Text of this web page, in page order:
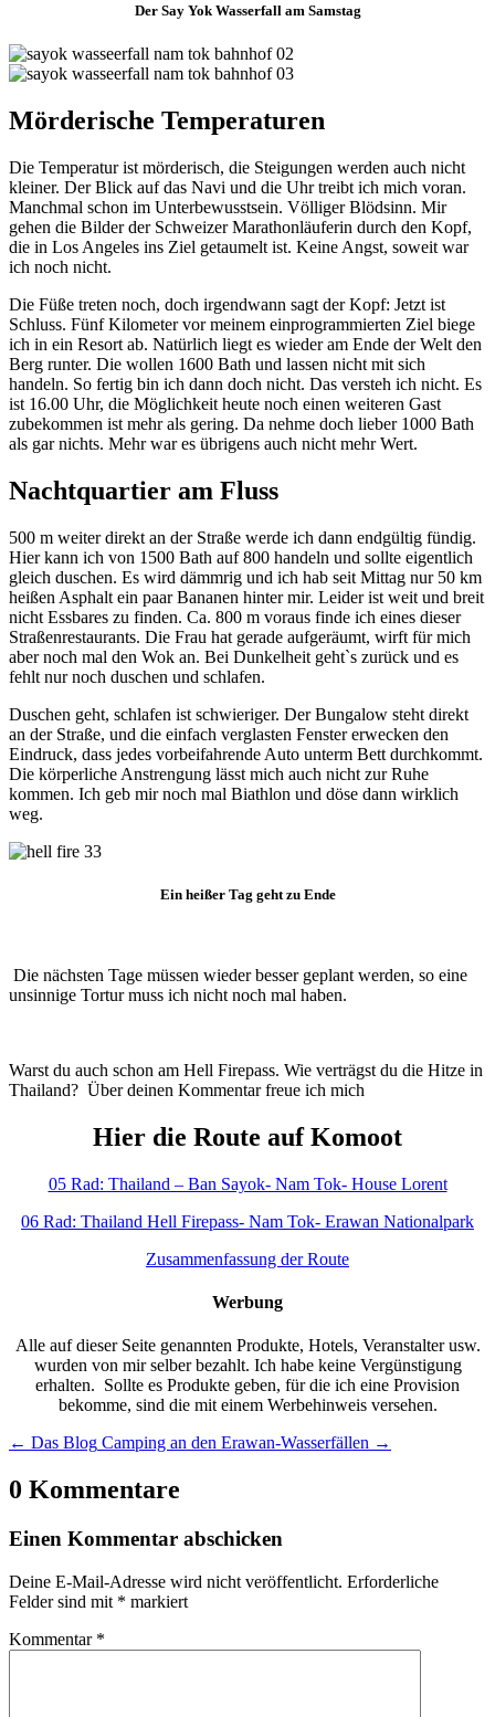
Der Say Yok Wasserfall am Samstag
Mörderische Temperaturen
Die Temperatur ist mörderisch, die Steigungen werden auch nicht
kleiner. Der Blick auf das Navi und die Uhr treibt ich mich voran.
Manchmal schon im Unterbewusstsein. Völliger Blödsinn. Mir
gehen die Bilder der Schweizer Marathonläuferin durch den Kopf,
die in Los Angeles ins Ziel getaumelt ist. Keine Angst, soweit war
ich noch nicht.
Die Füße treten noch, doch irgendwann sagt der Kopf: Jetzt ist
Schluss. Fünf Kilometer vor meinem einprogrammierten Ziel biege
ich in ein Resort ab. Natürlich liegt es wieder am Ende der Welt den
Berg runter. Die wollen 1600 Bath und lassen nicht mit sich
handeln. So fertig bin ich dann doch nicht. Das versteh ich nicht. Es
ist 16.00 Uhr, die Möglichkeit heute noch einen weiteren Gast
zubekommen ist mehr als gering. Da nehme doch lieber 1000 Bath
als gar nichts. Mehr war es übrigens auch nicht mehr Wert.
Nachtquartier am Fluss
500 m weiter direkt an der Straße werde ich dann endgültig fündig.
Hier kann ich von 1500 Bath auf 800 handeln und sollte eigentlich
gleich duschen. Es wird dämmrig und ich hab seit Mittag nur 50 km
heißen Asphalt ein paar Bananen hinter mir. Leider ist weit und breit
nicht Essbares zu finden. Ca. 800 m voraus finde ich eines dieser
Straßenrestaurants. Die Frau hat gerade aufgeräumt, wirft für mich
aber noch mal den Wok an. Bei Dunkelheit geht`s zurück und es
fehlt nur noch duschen und schlafen.
Duschen geht, schlafen ist schwieriger. Der Bungalow steht direkt
an der Straße, und die einfach verglasten Fenster erwecken den
Eindruck, dass jedes vorbeifahrende Auto unterm Bett durchkommt.
Die körperliche Anstrengung lässt mich auch nicht zur Ruhe
kommen. Ich geb mir noch mal Biathlon und döse dann wirklich
weg.
Ein heißer Tag geht zu Ende
Die nächsten Tage müssen wieder besser geplant werden, so eine
unsinnige Tortur muss ich nicht noch mal haben.
Warst du auch schon am Hell Firepass. Wie verträgst du die Hitze in
Thailand? Über deinen Kommentar freue ich mich
Hier die Route auf Komoot
05 Rad: Thailand – Ban Sayok- Nam Tok- House Lorent
06 Rad: Thailand Hell Firepass- Nam Tok- Erawan Nationalpark
Zusammenfassung der Route
Werbung
Alle auf dieser Seite genannten Produkte, Hotels, Veranstalter usw.
wurden von mir selber bezahlt. Ich habe keine Vergünstigung
erhalten. Sollte es Produkte geben, für die ich eine Provision
bekomme, sind die mit einem Werbehinweis versehen.
← Das Blog Camping an den Erawan-Wasserfällen →
0 Kommentare
Einen Kommentar abschicken
Deine E-Mail-Adresse wird nicht veröffentlicht. Erforderliche
Felder sind mit * markiert
Kommentar *